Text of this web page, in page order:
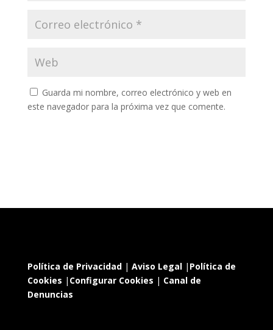
Guarda mi nombre, correo electrónico y web en
este navegador para la próxima vez que comente.
Política de Privacidad| Aviso Legal| Política de
Cookies | Configurar Cookies | Canal de
Denuncias